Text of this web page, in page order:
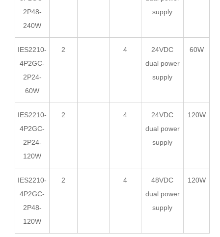
2P48-
240W
supply
IES2210-
4P2GC-
2P24-
60W
2 4
24VDC
dual power
supply
60W
IES2210-
4P2GC-
2P24-
120W
2 4
24VDC
dual power
supply
120W
IES2210-
4P2GC-
2P48-
120W
2 4
48VDC
dual power
supply
120W